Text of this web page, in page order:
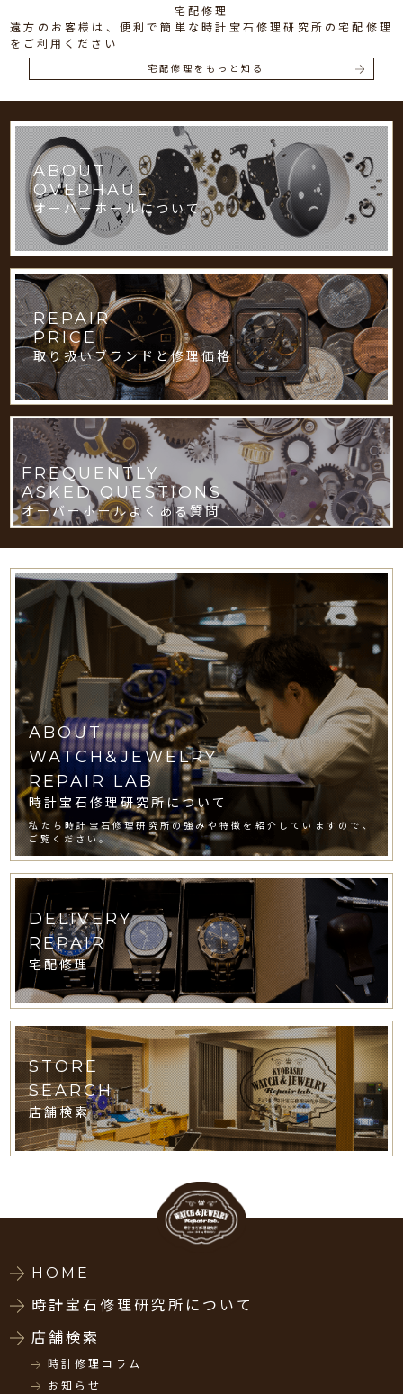
宅配修理
遠方のお客様は、便利で簡単な時計宝石修理研究所の宅配修理
をご利用ください
宅配修理をもっと知る
ABOUT
OVERHAUL
オーバーホールについて
REPAIR
PRICE
取り扱いブランドと修理価格
FREQUENTLY
ASKED QUESTIONS
オーバーホールよくある質問
ABOUT
WATCH&JEWELRY
REPAIR LAB
時計宝石修理研究所について
私たち時計宝石修理研究所の強みや特徴を紹介していますので、
ご覧ください。
DELIVERY
REPAIR
宅配修理
STORE
SEARCH
店舗検索
HOME
時計宝石修理研究所について
店舗検索
時計修理コラム
お知らせ